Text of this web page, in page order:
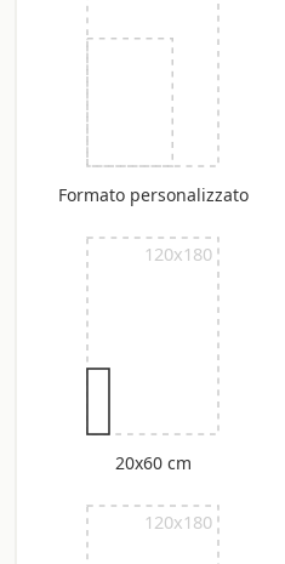
Formato personalizzato
120x180
20x60 cm
120x180